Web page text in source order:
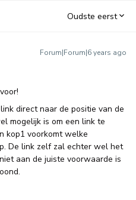
Oudste eerst
Forum|Forum|6 years ago
direct naar de positie van de
mogelijk is om een link te
kop1 voorkomt welke
De link zelf zal echter wel het
aan de juiste voorwaarde is